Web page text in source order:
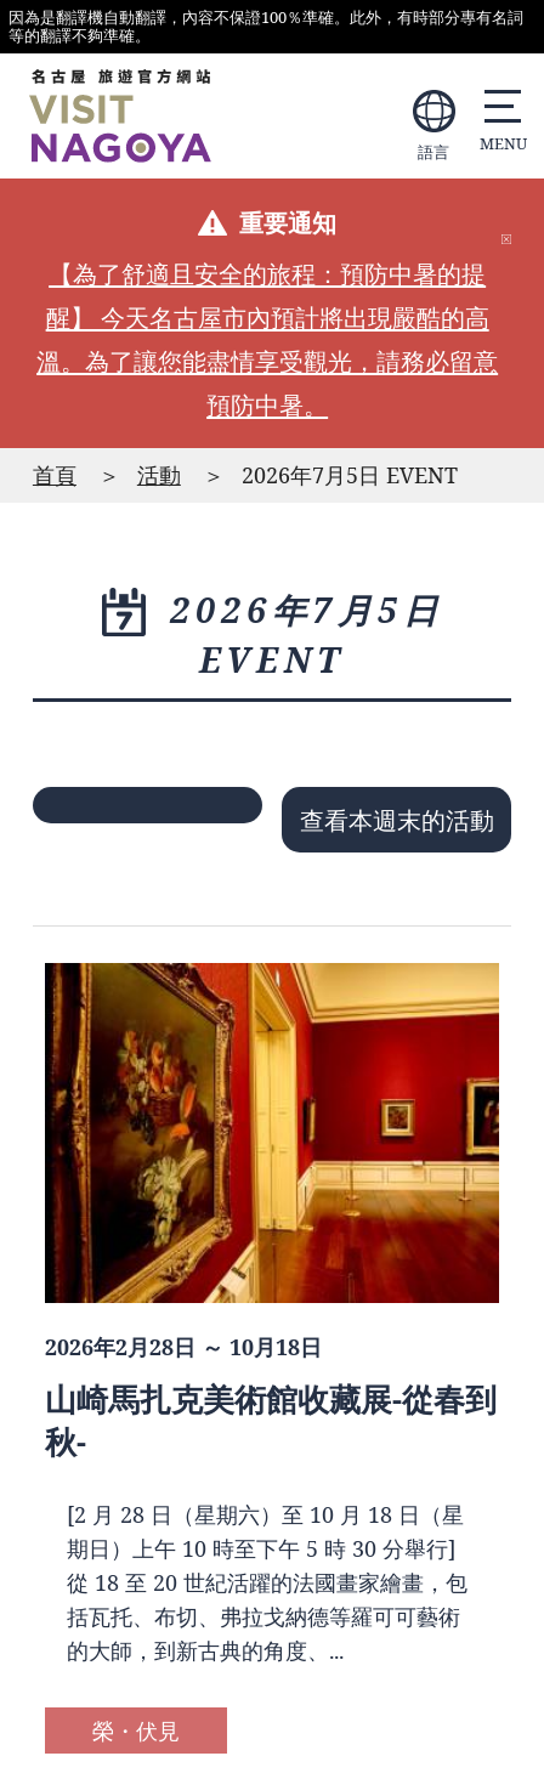
因為是翻譯機自動翻譯，內容不保證100％準確。此外，有時部分專有名詞
等的翻譯不夠準確。
語言
重要通知
【為了舒適且安全的旅程：預防中暑的提
醒】 今天名古屋市內預計將出現嚴酷的高
溫。為了讓您能盡情享受觀光，請務必留意
預防中暑。
首頁 活動 2026年7月5日 EVENT
2026年7月5日
EVENT
查看本週末的活動
2026年2月28日 ～ 10月18日
山崎馬扎克美術館收藏展-從春到
秋-
[2 月 28 日（星期六）至 10 月 18 日（星
期日）上午 10 時至下午 5 時 30 分舉行]
從 18 至 20 世紀活躍的法國畫家繪畫，包
括瓦托、布切、弗拉戈納德等羅可可藝術
的大師，到新古典的角度、...
榮・伏見